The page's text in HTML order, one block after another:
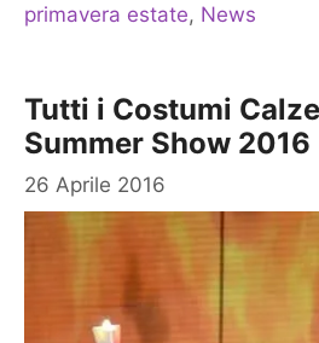
primavera estate, News
Tutti i Costumi
Summer Show 2016
26 Aprile 2016